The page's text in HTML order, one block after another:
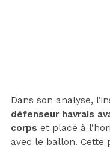
Dans son analyse,
défenseur havrais
corps et placé à
avec le ballon. Cette